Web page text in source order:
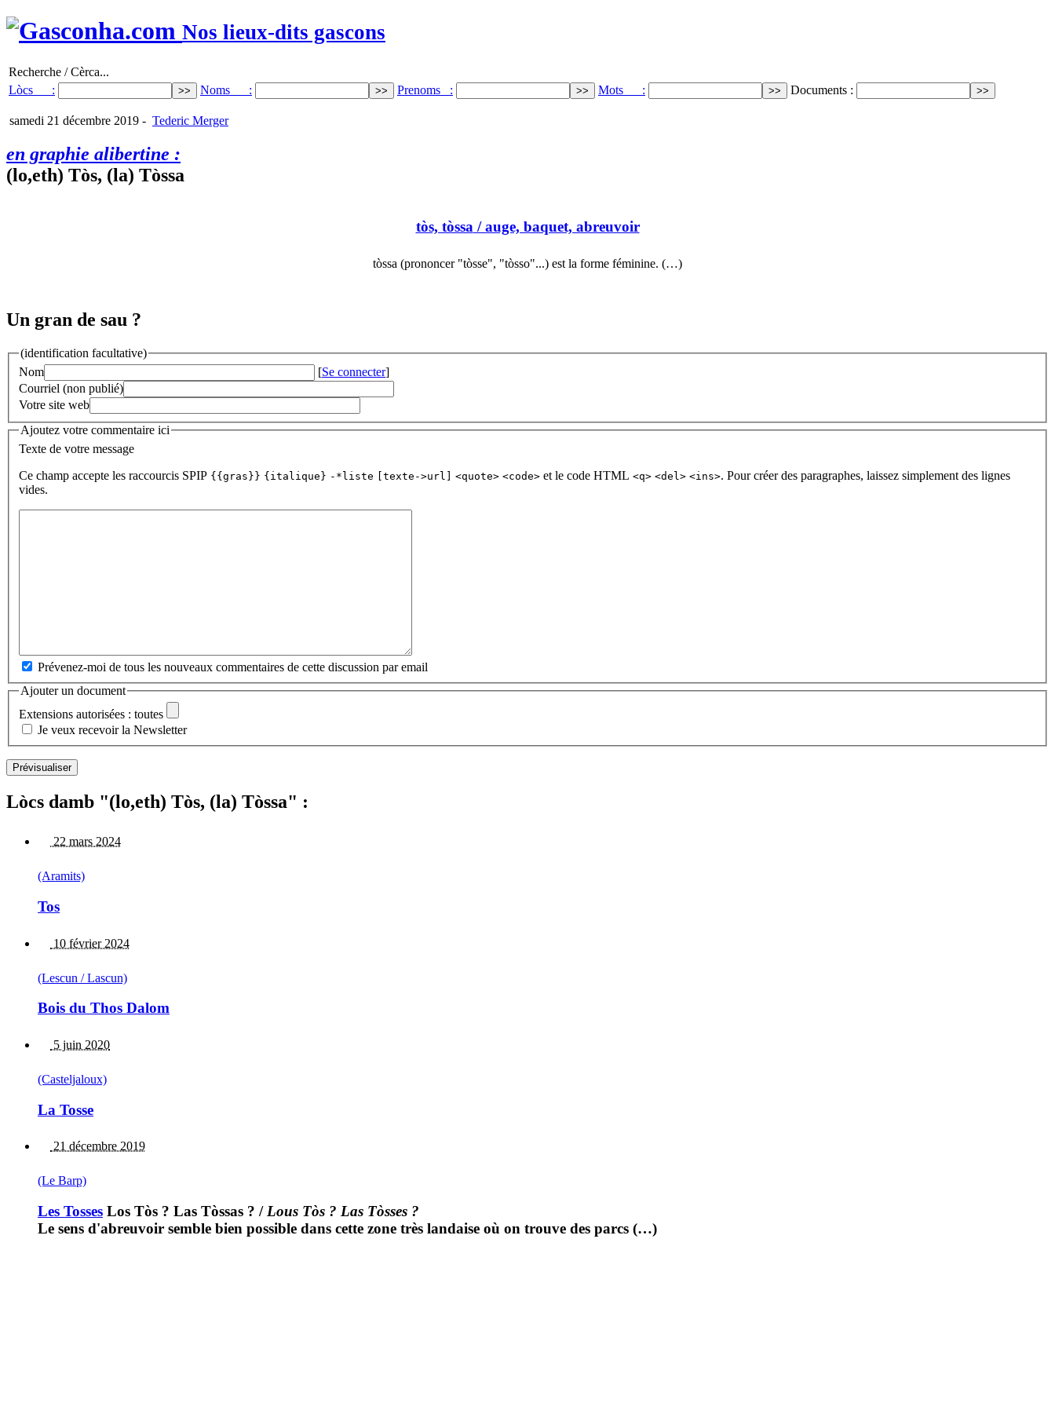
Nos lieux-dits gascons
Recherche / Cèrca...
Lòcs :
Noms : Prenoms : Mots : Documents :
samedi 21 décembre 2019 - Tederic Merger
en graphie alibertine :
(lo,eth) Tòs, (la) Tòssa
tòs, tòssa/ auge, baquet, abreuvoir
tòssa (prononcer "tòsse", "tòsso"...) est la forme féminine. (…)
Un gran de sau ?
(identification facultative)
Nom
[Se connecter]
Courriel (non publié)
Votre site web
Ajoutez votre commentaire ici
Texte de votre message
Ce champ accepte les raccourcis SPIP {{gras}} {italique} -*liste [texte->url] <quote> <code> et le code HTML <q> <del> <ins>. Pour créer des paragraphes, laissez simplement des lignes
vides.
Prévenez-moi de tous les nouveaux commentaires de cette discussion par email
Ajouter un document
Extensions autorisées : toutes
Je veux recevoir la Newsletter
Lòcs damb "(lo,eth) Tòs, (la) Tòssa" :
22 mars 2024
(Aramits)
Tos
10 février 2024
(Lescun / Lascun)
Bois du Thos Dalom
5 juin 2020
(Casteljaloux)
La Tosse
21 décembre 2019
(Le Barp)
Les Tosses Los Tòs ? Las Tòssas ? / Lous Tòs ? Las Tòsses ?
Le sens d'abreuvoir semble bien possible dans cette zone très landaise où on trouve des parcs (…)